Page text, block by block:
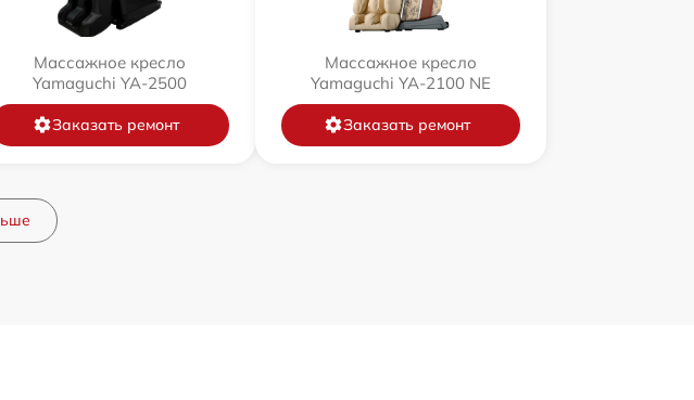
Массажное кресло
Yamaguchi YA-2500
Заказать ремонт
Массажное кресло
Yamaguchi YA-2100 NE
Заказать ремонт